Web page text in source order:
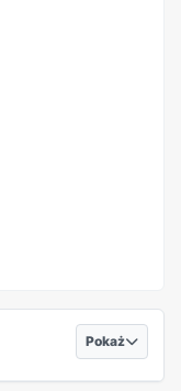
Pokaż